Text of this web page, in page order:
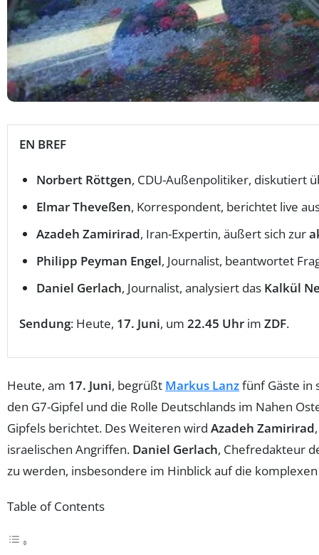
EN BREF
Norbert Röttgen, CDU-Außenpolitiker, diskutiert
Elmar Theveßen, Korrespondent, berichtet live
Azadeh Zamirirad, Iran-Expertin, äußert sich zur
Philipp Peyman Engel, Journalist, beantwortet
Daniel Gerlach, Journalist, analysiert das Kalkül
Sendung: Heute, 17. Juni, um 22.45 Uhr im ZDF.
Heute, am 17. Juni, begrüßt Markus Lanzfünf Gäste in
den G7-Gipfel und die Rolle Deutschlands im Nahen
Gipfels berichtet. Des Weiteren wird Azadeh Zamirirad
israelischen Angriffen. Daniel Gerlach, Chefredakteur
zu werden, insbesondere im Hinblick auf die
Table of Contents